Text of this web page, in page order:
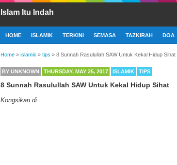
Islam Itu Indah
HOME ISLAMIK TERKINI SEMASA TAZKIRAH DOA
Home » islamik » tips » 8 Sunnah Rasulullah SAW Untuk Kekal Hidup Sihat
BY UNKNOWN THURSDAY, MAY 25, 2017 ISLAMIK TIPS
8 Sunnah Rasulullah SAW Untuk Kekal Hidup Sihat
Kongsikan di